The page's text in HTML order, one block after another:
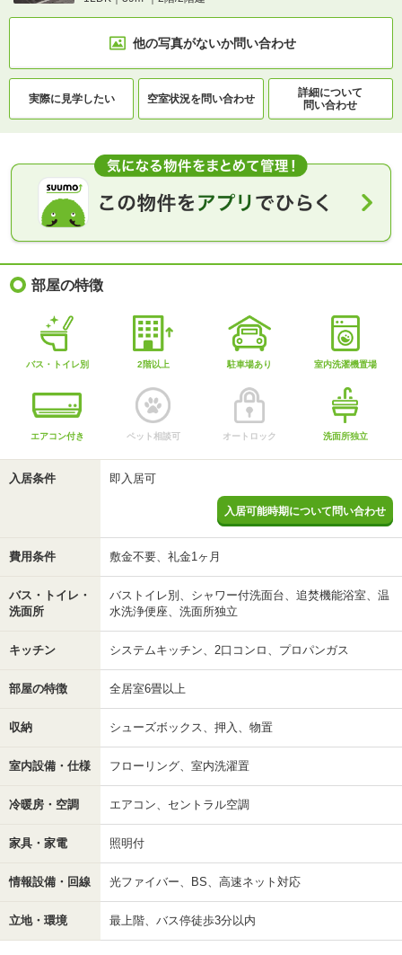
他の写真がないか問い合わせ
実際に見学したい 空室状況を問い合わせ
詳細について
問い合わせ
部屋の特徴
バス・トイレ別 2階以上 駐車場あり 室内洗濯機置場
エアコン付き ペット相談可 オートロック 洗面所独立
入居条件 即入居可
入居可能時期について問い合わせ
費用条件 敷金不要、礼金1ヶ月
バス・トイレ・
洗面所
バストイレ別、シャワー付洗面台、追焚機能浴室、温
水洗浄便座、洗面所独立
キッチン システムキッチン、2口コンロ、プロパンガス
部屋の特徴 全居室6畳以上
収納 シューズボックス、押入、物置
室内設備・仕様 フローリング、室内洗濯置
冷暖房・空調 エアコン、セントラル空調
家具・家電 照明付
情報設備・回線 光ファイバー、BS、高速ネット対応
立地・環境 最上階、バス停徒歩3分以内